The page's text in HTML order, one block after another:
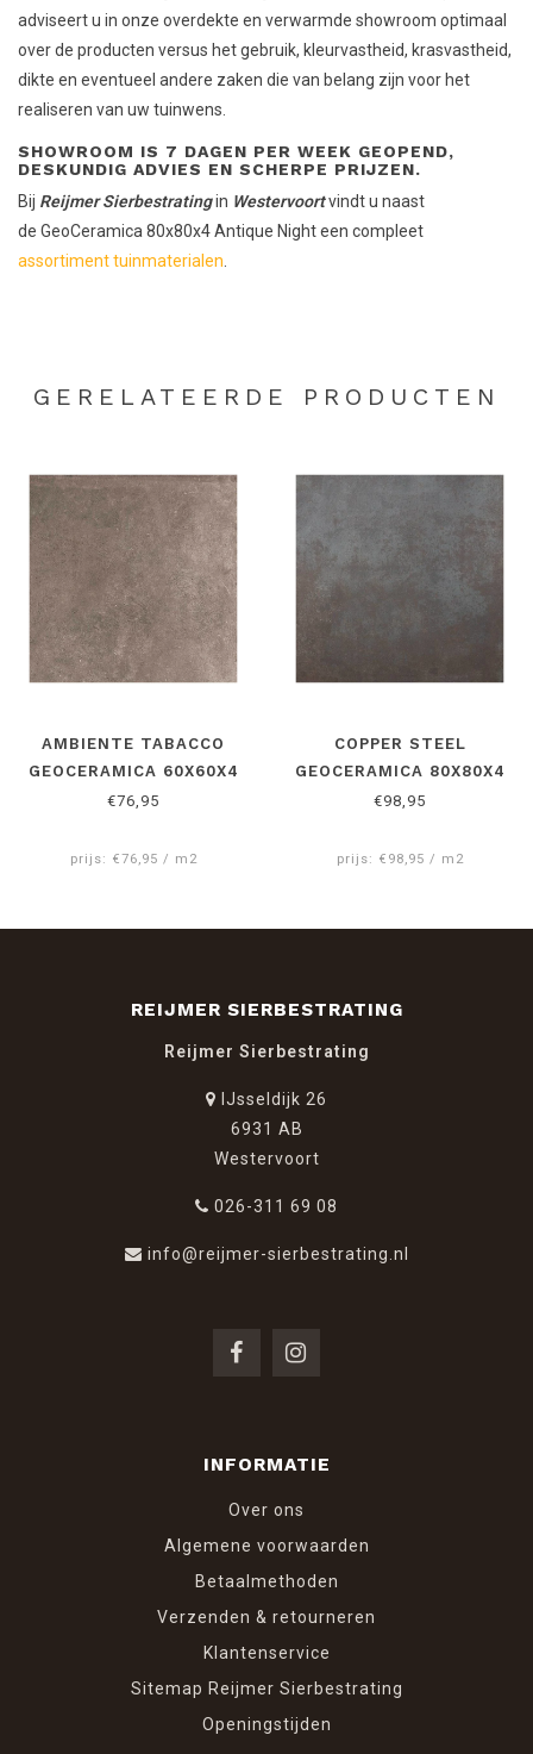
adviseert u in onze overdekte en verwarmde showroom optimaal
over de producten versus het gebruik, kleurvastheid, krasvastheid,
dikte en eventueel andere zaken die van belang zijn voor het
realiseren van uw tuinwens.
SHOWROOM IS 7 DAGEN PER WEEK GEOPEND,
DESKUNDIG ADVIES EN SCHERPE PRIJZEN.
Bij Reijmer Sierbestratingin Westervoortvindt u naast
de GeoCeramica 80x80x4 Antique Night een compleet
assortiment tuinmaterialen.
GERELATEERDE PRODUCTEN
AMBIENTE TABACCO
GEOCERAMICA 60X60X4
CM
€76,95
prijs: €76,95 / m2
COPPER STEEL
GEOCERAMICA 80X80X4
CM
€98,95
prijs: €98,95 / m2
REIJMER SIERBESTRATING
Reijmer Sierbestrating
IJsseldijk 26
6931 AB
Westervoort
026-311 69 08
info@reijmer-sierbestrating.nl
INFORMATIE
Over ons
Algemene voorwaarden
Betaalmethoden
Verzenden & retourneren
Klantenservice
Sitemap Reijmer Sierbestrating
Openingstijden